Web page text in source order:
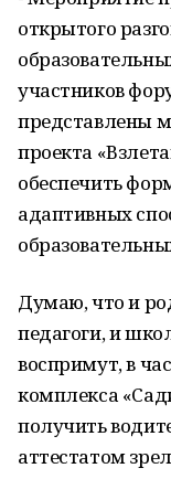
открытого
участников
представлены
проекта
обеспечить
адаптивных
Думаю, что и
педагоги, и
воспримут, в
комплекса
получить
аттестатом